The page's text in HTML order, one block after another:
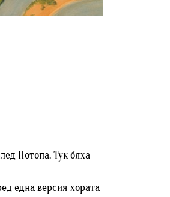
Потопа. Тук бяха
една версия хората